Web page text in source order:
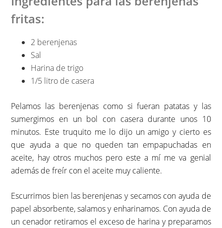
fritas:
2 berenjenas
Sal
Harina de trigo
1/5 litro de casera
Pelamos las berenjenas como si fueran patatas y las
sumergimos en un bol con casera durante unos 10
minutos. Este truquito me lo dijo un amigo y cierto es
que ayuda a que no queden tan empapuchadas en
aceite, hay otros muchos pero este a mí me va genial
además de freír con el aceite muy caliente.
Escurrimos bien las berenjenas y secamos con ayuda de
papel absorbente, salamos y enharinamos. Con ayuda de
un cenador retiramos el exceso de harina y preparamos